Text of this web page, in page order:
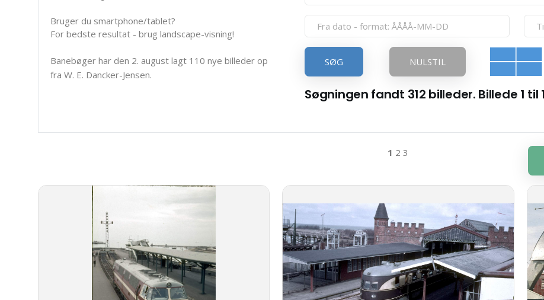
Bruger du smartphone/tablet?
For bedste resultat - brug landscape-visning!
Banebøger har den 2. august lagt 110 nye billeder op
fra W. E. Dancker-Jensen.
SØG NULSTIL
Søgningen fandt 312 billeder. Billede 1 til
1 2 3